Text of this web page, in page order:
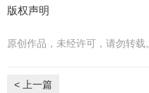
版权声明
原创作品，未经许可，请勿转载。
< 上一篇